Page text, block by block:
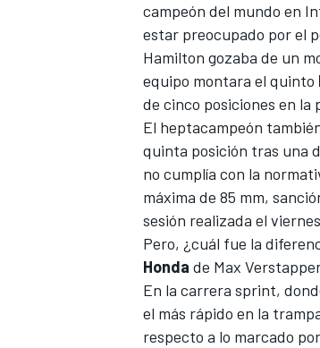
campeón del mundo en
estar preocupado por el
Hamilton gozaba de un
equipo montara el quinto
de cinco posiciones en la
El heptacampeón
quinta posición tras una
no cumplía con la
máxima de 85 mm,
sesión realizada el
Pero, ¿cuál fue la
Honda de Max
En la carrera sprint,
el más rápido en la
respecto a lo marcado